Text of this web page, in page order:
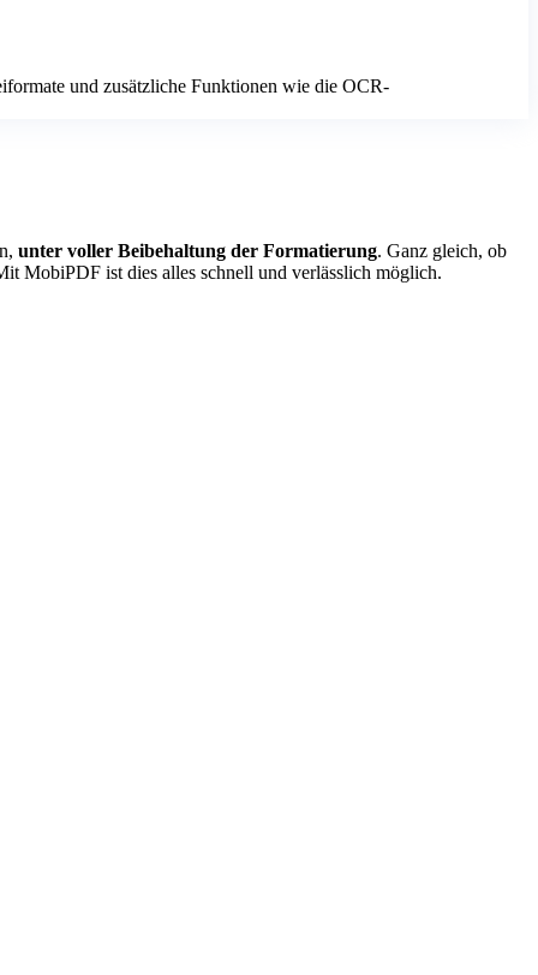
und zusätzliche Funktionen wie die OCR-
unter voller Beibehaltung der Formatierung. Ganz gleich, ob
MobiPDF ist dies alles schnell und verlässlich möglich.